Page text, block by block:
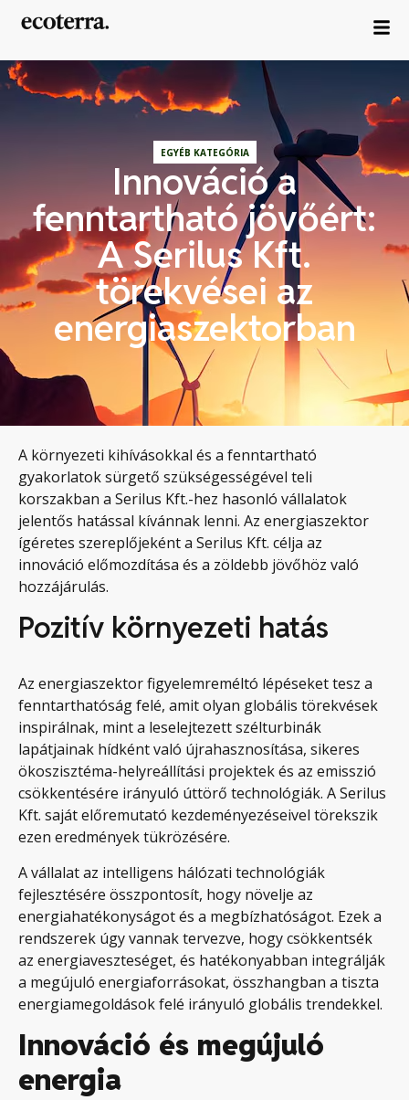
EGYÉB KATEGÓRIA
Innováció a
fenntartható jövőért:
A Serilus Kft.
törekvései az
energiaszektorban
A környezeti kihívásokkal és a fenntartható
gyakorlatok sürgető szükségességével teli
korszakban a Serilus Kft.-hez hasonló vállalatok
jelentős hatással kívánnak lenni. Az energiaszektor
ígéretes szereplőjeként a Serilus Kft. célja az
innováció előmozdítása és a zöldebb jövőhöz való
hozzájárulás.
Pozitív környezeti hatás
Az energiaszektor figyelemreméltó lépéseket tesz a
fenntarthatóság felé, amit olyan globális törekvések
inspirálnak, mint a leselejtezett szélturbinák
lapátjainak hídként való újrahasznosítása, sikeres
ökoszisztéma-helyreállítási projektek és az emisszió
csökkentésére irányuló úttörő technológiák. A Serilus
Kft. saját előremutató kezdeményezéseivel törekszik
ezen eredmények tükrözésére.
A vállalat az intelligens hálózati technológiák
fejlesztésére összpontosít, hogy növelje az
energiahatékonyságot és a megbízhatóságot. Ezek a
rendszerek úgy vannak tervezve, hogy csökkentsék
az energiaveszteséget, és hatékonyabban integrálják
a megújuló energiaforrásokat, összhangban a tiszta
energiamegoldások felé irányuló globális trendekkel.
Innováció és megújuló
energia